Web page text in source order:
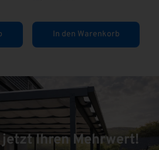
Ausführung wählen
Ihren Mehrwert!